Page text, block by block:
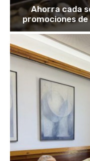
Ahorra cada
promociones